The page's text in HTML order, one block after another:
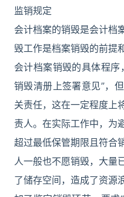
监销规定
会计档案的销毁是会计档
毁工作是档案销毁的前提
会计档案销毁的具体程
销毁清册上签署意见”，
关责任，这在一定程度上
责人。在实际工作中，为
超过最低保管期限且符合
人一般也不愿销毁，大量
了储存空间，造成了资源